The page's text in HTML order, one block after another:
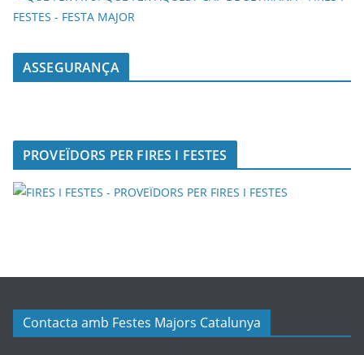
ASSEGURANÇA
PROVEÏDORS PER FIRES I FESTES
Contacta amb Festes Majors Catalunya